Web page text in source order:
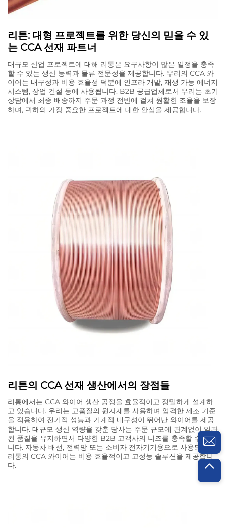
리튼: 대형 프로젝트를 위한 당신의 믿을 수 있
는 CCA 선재 파트너
대규모 산업 프로젝트에 대해 리통은 요구사항이 많은 일정을 충족
할 수 있는 생산 능력과 물류 전문성을 제공합니다. 우리의 CCA 와
이어는 내구성과 비용 효율성 덕분에 인프라 개발, 재생 가능 에너지
시스템, 상업 건설 등에 사용됩니다. B2B 공급업체로서 우리는 초기
상담에서 최종 배송까지 주문 과정 전반에 걸쳐 원활한 조율을 보장
하며, 귀하의 가장 중요한 프로젝트에 대한 안심을 제공합니다.
리튼의 CCA 선재 생산에서의 장점들
리통에서는 CCA 와이어 생산 공정을 효율적이고 정밀하게 설계하
고 있습니다. 우리는 고품질의 원자재를 사용하며 엄격한 제조 기준
을 적용하여 전기적 성능과 기계적 내구성이 뛰어난 와이어를 제공
합니다. 대규모 생산 역량을 갖춘 당사는 주문 규모에 관계없이 일관
된 품질을 유지하면서 다양한 B2B 고객사의 니즈를 충족할 수 있습
니다. 자동차 배선, 전력망 또는 소비자 전자기기용으로 사용되든,
리통의 CCA 와이어는 비용 효율적이고 고성능 솔루션을 제공합니
다.